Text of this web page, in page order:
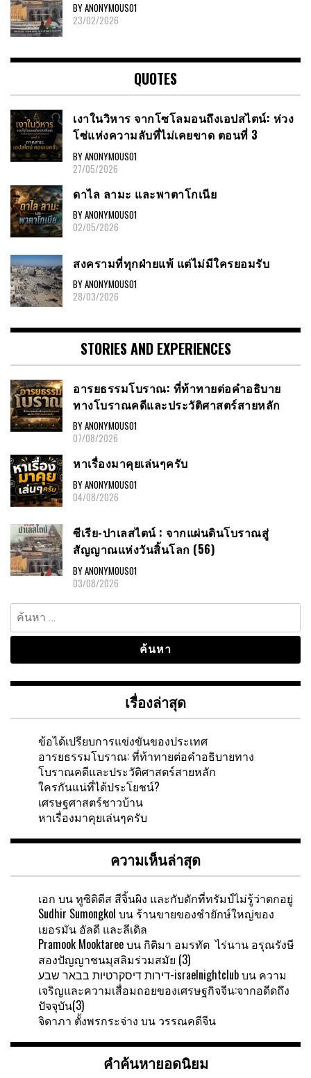
BY ANONYMOUS01
23/02/2026
QUOTES
เงาในวิหาร จากโซโลมอนถึงเอปสไตน์: ห่วง
โซ่แห่งความลับที่ไม่เคยขาด ตอนที่ 3
BY ANONYMOUS01
27/05/2026
ดาไล ลามะ และพาตาโกเนีย
BY ANONYMOUS01
02/05/2026
สงครามที่ทุกฝ่ายแพ้ แต่ไม่มีใครยอมรับ
BY ANONYMOUS01
28/03/2026
STORIES AND EXPERIENCES
อารยธรรมโบราณ: ที่ท้าทายต่อคำอธิบาย
ทางโบราณคดีและประวัติศาสตร์สายหลัก
BY ANONYMOUS01
07/08/2026
หาเรื่องมาคุยเล่นๆครับ
BY ANONYMOUS01
04/08/2026
ซีเรีย-ปาเลสไตน์ : จากแผ่นดินโบราณสู่
สัญญาณแห่งวันสิ้นโลก (56)
BY ANONYMOUS01
03/08/2026
ค้นหา
สำหรับ:
เรื่องล่าสุด
ข้อได้เปรียบการแข่งขันของประเทศ
อารยธรรมโบราณ: ที่ท้าทายต่อคำอธิบายทาง
โบราณคดีและประวัติศาสตร์สายหลัก
ใครกันแน่ที่ได้ประโยชน์?
เศรษฐศาสตร์ชาวบ้าน
หาเรื่องมาคุยเล่นๆครับ
ความเห็นล่าสุด
เอก บนทูซิดิดีส สีจิ้นผิง และกับดักที่ทรัมป์ไม่รู้ว่าตกอยู่
Sudhir Sumongkol บน ร้านขายของชำยักษ์ใหญ่ของ
เยอรมัน อัลดี และลีเดิล
Pramook Mooktareeบน กิติมา อมรทัต ไร่นาน อรุณรังษี
สองปัญญาชนมุสลิมร่วมสมัย (3)
דירות דיסקרטיות בבאר שבע-israelnightclubบน ความ
เจริญและความเสื่อมถอยของเศรษฐกิจจีน:จากอดีดถึง
ปัจจุบัน(3)
จิดาภา ตั้งพรกระจ่าง บน วรรณคดีจีน
คำค้นหายอดนิยม